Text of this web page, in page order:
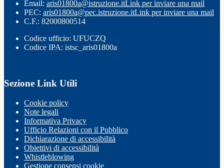
Email: aris01800a@istruzione.itLink per inviare una mail
PEC: aris01800a@pec.istruzione.itLink per inviare una mail
C.F.: 82000800514
Codice ufficio: UFUCZQ
Codice IPA: istsc_aris01800a
Sezione Link Utili
Cookie policy
Note legali
Informativa Privacy
Ufficio Relazioni con il Pubblico
Dichiarazione di accessibilità
Obiettivi di accessibilità
Whistleblowing
Gestione consensi cookie